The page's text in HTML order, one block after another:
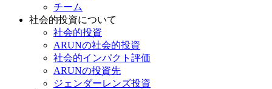
チーム
社会的投資について
社会的投資
ARUNの社会的投資
社会的インパクト評価
ARUNの投資先
ジェンダーレンズ投資